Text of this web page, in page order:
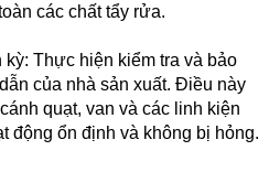
các chất tẩy rửa.
Thực hiện kiểm tra và bảo
của nhà sản xuất. Điều này
quạt, van và các linh kiện
động ổn định và không bị hỏng.